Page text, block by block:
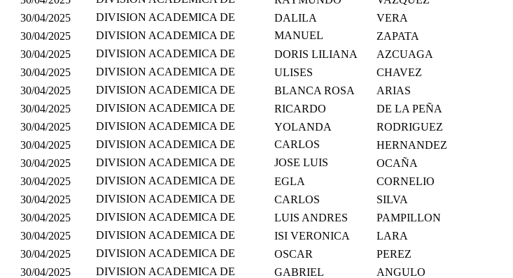
HUMANIDADES
CIENCIAS SOCIALES Y
HUMANIDADES
30/04/2025
DIVISION ACADEMICA DE
CIENCIAS SOCIALES Y
HUMANIDADES
DALILA
VERA
30/04/2025
DIVISION ACADEMICA DE
CIENCIAS SOCIALES Y
HUMANIDADES
MANUEL
ANTONIO
ZAPATA
30/04/2025
DIVISION ACADEMICA DE
CIENCIAS SOCIALES Y
HUMANIDADES
DORIS LILIANA
AZCUAGA
30/04/2025
DIVISION ACADEMICA DE
CIENCIAS SOCIALES Y
HUMANIDADES
ULISES
CHAVEZ
30/04/2025
DIVISION ACADEMICA DE
CIENCIAS SOCIALES Y
HUMANIDADES
BLANCA ROSA
ARIAS
30/04/2025
DIVISION ACADEMICA DE
CIENCIAS SOCIALES Y
HUMANIDADES
RICARDO
DE LA PEÑA
30/04/2025
DIVISION ACADEMICA DE
CIENCIAS SOCIALES Y
HUMANIDADES
YOLANDA
RODRIGUEZ
30/04/2025
DIVISION ACADEMICA DE
CIENCIAS SOCIALES Y
HUMANIDADES
CARLOS
ARMANDO
HERNANDEZ
30/04/2025
DIVISION ACADEMICA DE
CIENCIAS SOCIALES Y
HUMANIDADES
JOSE LUIS
MARTIN
OCAÑA
30/04/2025
DIVISION ACADEMICA DE
CIENCIAS SOCIALES Y
HUMANIDADES
EGLA
CORNELIO
30/04/2025
DIVISION ACADEMICA DE
CIENCIAS SOCIALES Y
HUMANIDADES
CARLOS
SILVA
30/04/2025
DIVISION ACADEMICA DE
CIENCIAS SOCIALES Y
HUMANIDADES
LUIS ANDRES
PAMPILLON
30/04/2025
DIVISION ACADEMICA DE
CIENCIAS SOCIALES Y
HUMANIDADES
ISI VERONICA
LARA
30/04/2025
DIVISION ACADEMICA DE
CIENCIAS SOCIALES Y
OSCAR
PEREZ
30/04/2025 DIVISION ACADEMICA DE GABRIEL ANGULO